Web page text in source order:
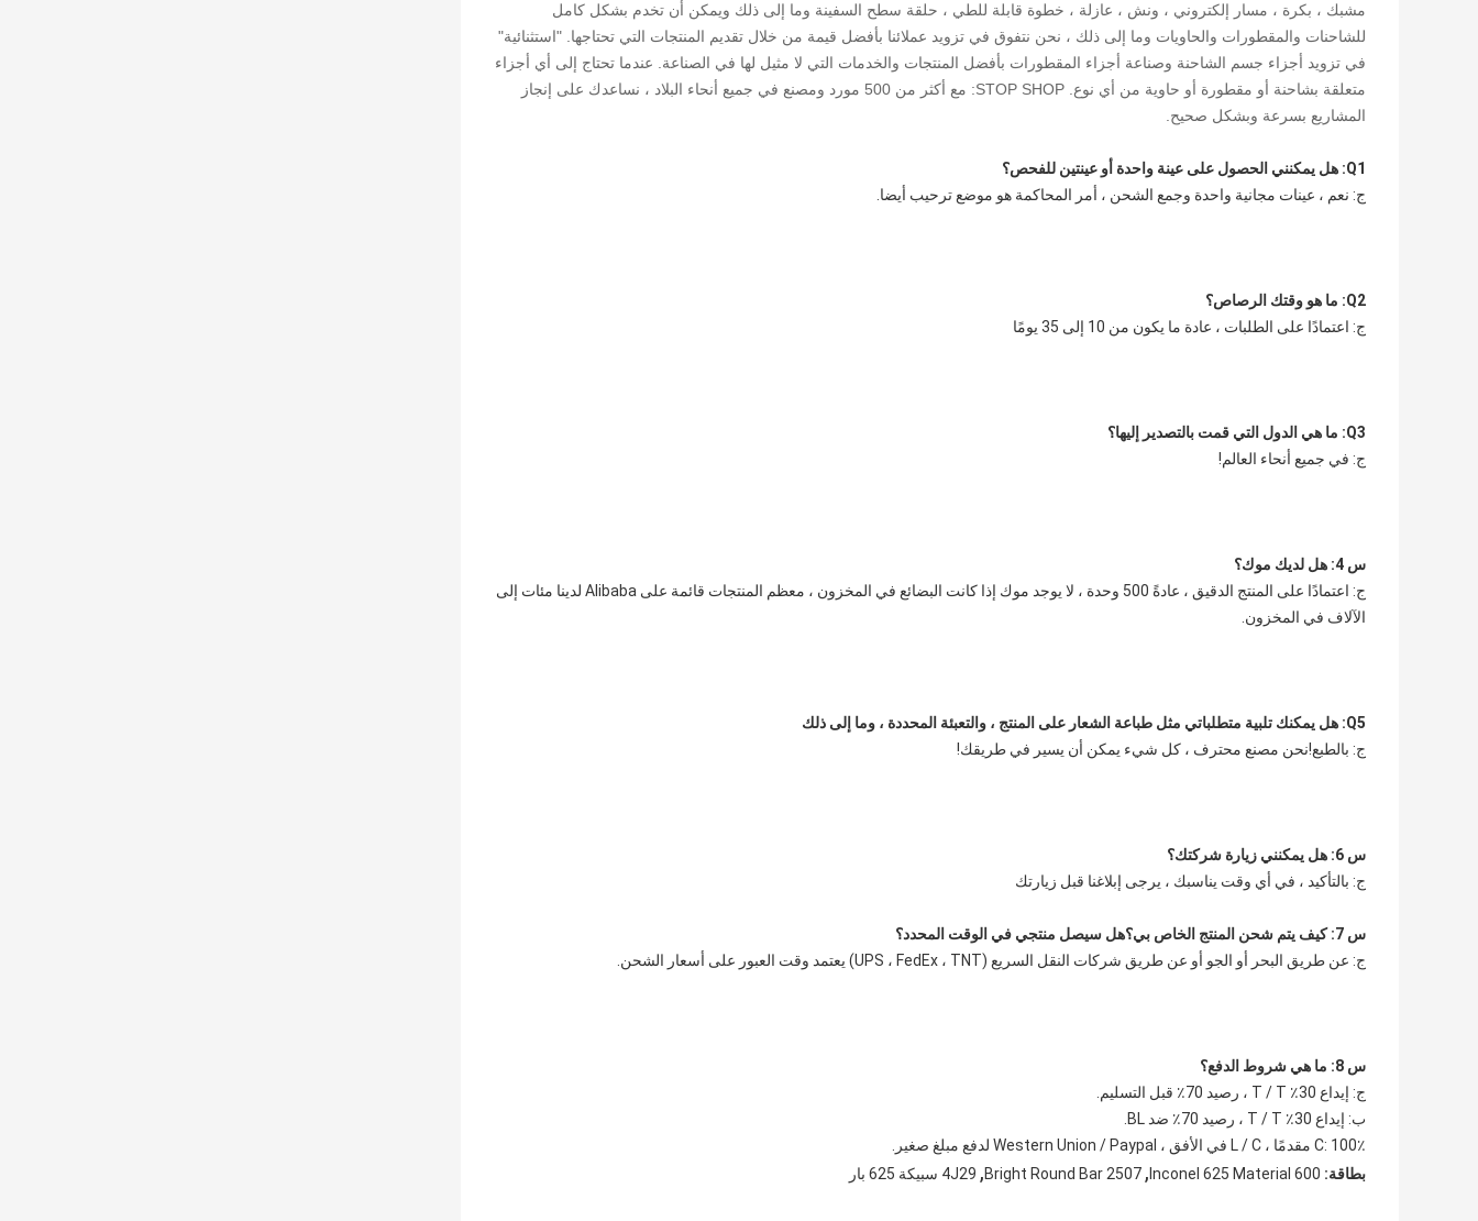
مشبك ، بكرة ، مسار إلكتروني ، ونش ، عازلة ، خطوة قابلة للطي ، حلقة سطح السفينة وما إلى ذلك ويمكن أن تخدم بشكل كامل
للشاحنات والمقطورات والحاويات وما إلى ذلك ، نحن نتفوق في تزويد عملائنا بأفضل قيمة من خلال تقديم المنتجات التي تحتاجها. "استثنائية"
في تزويد أجزاء جسم الشاحنة وصناعة أجزاء المقطورات بأفضل المنتجات والخدمات التي لا مثيل لها في الصناعة. عندما تحتاج إلى أي أجزاء
متعلقة بشاحنة أو مقطورة أو حاوية من أي نوع. STOP SHOP: مع أكثر من 500 مورد ومصنع في جميع أنحاء البلاد ، نساعدك على إنجاز
المشاريع بسرعة وبشكل صحيح.
Q1: هل يمكنني الحصول على عينة واحدة أو عينتين للفحص؟
ج: نعم ، عينات مجانية واحدة وجمع الشحن ، أمر المحاكمة هو موضع ترحيب أيضا.
Q2: ما هو وقتك الرصاص؟
ج: اعتمادًا على الطلبات ، عادة ما يكون من 10 إلى 35 يومًا
Q3: ما هي الدول التي قمت بالتصدير إليها؟
ج: في جميع أنحاء العالم!
س 4: هل لديك موك؟
الآلاف في المخزون.
Q5: هل يمكنك تلبية متطلباتي مثل طباعة الشعار على المنتج ، والتعبئة المحددة ، وما إلى ذلك
ج: بالطبع!نحن مصنع محترف ، كل شيء يمكن أن يسير في طريقك!
س 6: هل يمكنني زيارة شركتك؟
ج: بالتأكيد ، في أي وقت يناسبك ، يرجى إبلاغنا قبل زيارتك
س 7: كيف يتم شحن المنتج الخاص بي؟هل سيصل منتجي في الوقت المحدد؟
ج: عن طريق البحر أو الجو أو عن طريق شركات النقل السريع (UPS ، FedEx ، TNT) يعتمد وقت العبور على أسعار الشحن.
س 8: ما هي شروط الدفع؟
ج: إيداع 30٪ T / T ، رصيد 70٪ قبل التسليم.
ب: إيداع 30٪ T / T ، رصيد 70٪ ضد BL.
C: 100٪ مقدمًا ، L / C في الأفق ، Western Union / Paypal لدفع مبلغ صغير.
بطاقة: 600 Inconel 625 Material
,
2507 Bright Round Bar
, 4J29 سبيكة 625 بار